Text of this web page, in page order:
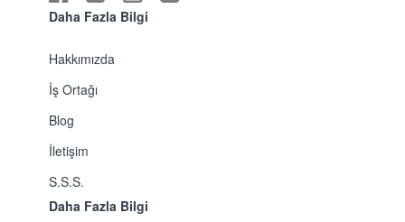
Daha Fazla Bilgi
Hakkımızda
İş Ortağı
Blog
İletişim
S.S.S.
Daha Fazla Bilgi